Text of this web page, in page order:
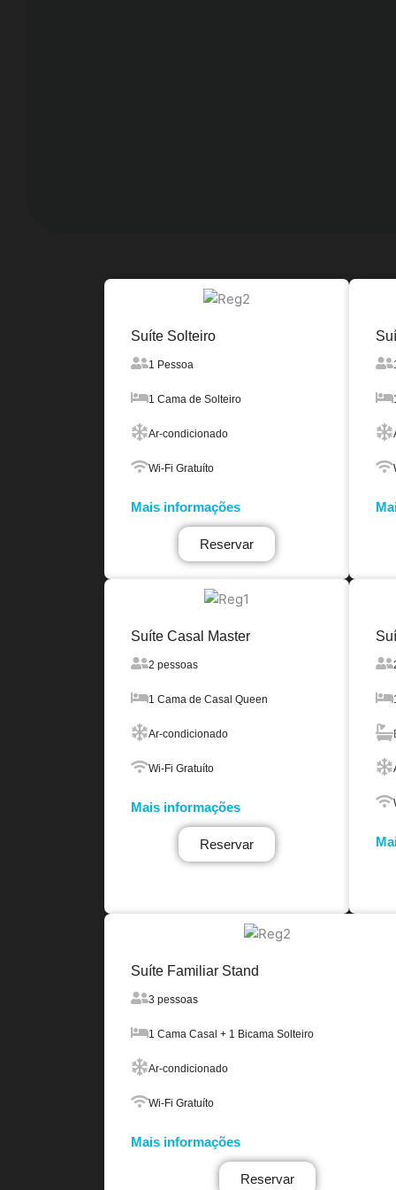
Suíte Solteiro
1 Pessoa
1 Cama de Solteiro
Ar-condicionado
Wi-Fi Gratuíto
Mais informações
Reservar
Suíte Casal Master
2 pessoas
1 Cama de Casal Queen
Ar-condicionado
Wi-Fi Gratuíto
Mais informações
Reservar
Suíte Familiar Stand
3 pessoas
1 Cama Casal + 1 Bicama Solteiro
Ar-condicionado
Wi-Fi Gratuíto
Mais informações
Reservar